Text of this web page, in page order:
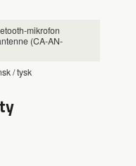
mikrofon
(CA-AN-
/ tysk